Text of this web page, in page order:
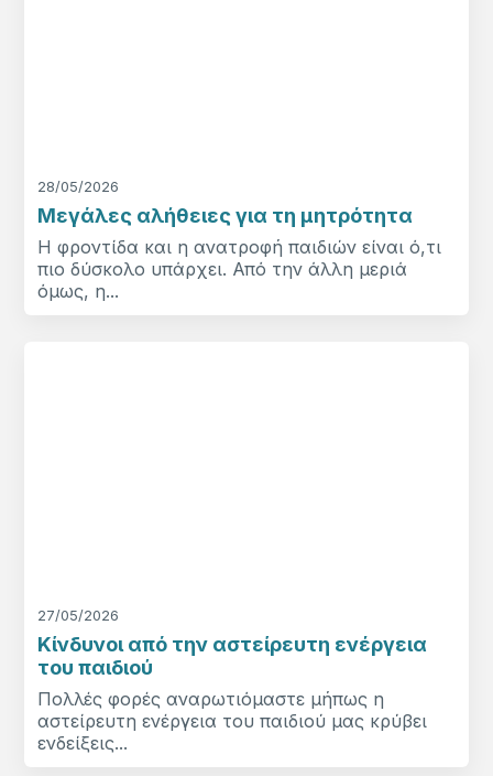
28/05/2026
Μεγάλες αλήθειες για τη μητρότητα
Η φροντίδα και η ανατροφή παιδιών είναι ό,τι
πιο δύσκολο υπάρχει. Από την άλλη μεριά
όμως, η...
27/05/2026
Κίνδυνοι από την αστείρευτη ενέργεια
του παιδιού
Πολλές φορές αναρωτιόμαστε μήπως η
αστείρευτη ενέργεια του παιδιού μας κρύβει
ενδείξεις...